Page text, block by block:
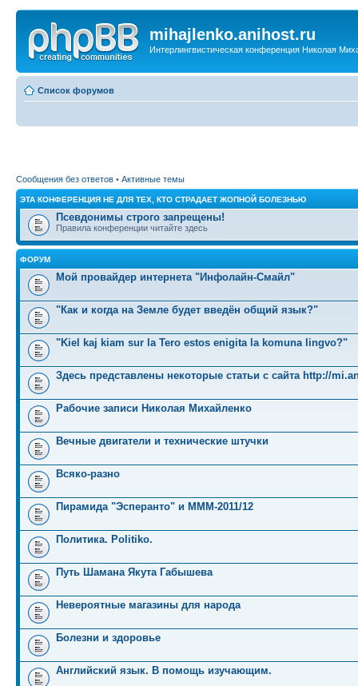
mihajlenko.anihost.ru
Интерлингвистическая конференция Николая
Список форумов
Сообщения без ответов • Активные темы
ЭТА КОНФЕРЕНЦИЯ НЕ ДЛЯ ТЕХ, КТО СТРАДАЕТ ЖОПНОЙ БОЛЕЗНЬЮ
Псевдонимы строго запрещены!
Правила конференции читайте здесь
ФОРУМ
Мой провайдер интернета "Инфолайн-Смайл"
"Как и когда на Земле будет введён общий язык?"
"Kiel kaj kiam sur la Tero estos enigita la komuna lingvo?"
Здесь представлены некоторые статьи с сайта http://
Рабочие записи Николая Михайленко
Вечные двигатели и технические штучки
Всяко-разно
Пирамида "Эсперанто" и MMM-2011/12
Политика. Politiko.
Путь Шамана Якута Габышева
Невероятные магазины для народа
Болезни и здоровье
Английский язык. В помощь изучающим.